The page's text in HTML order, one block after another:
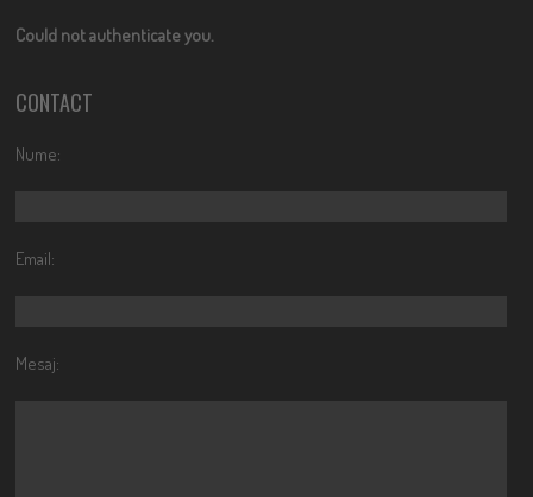
Could not authenticate you.
CONTACT
Nume:
Email:
Mesaj: